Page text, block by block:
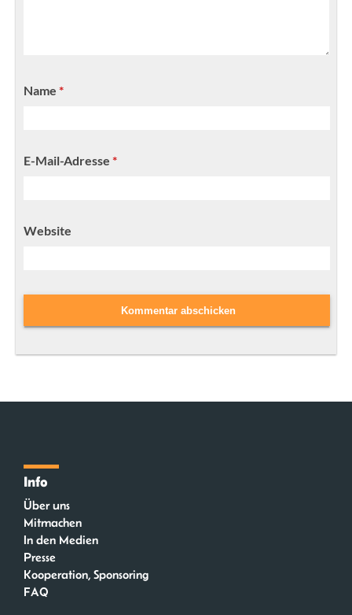
Name *
E-Mail-Adresse *
Website
Info
Über uns
Mitmachen
In den Medien
Presse
Kooperation, Sponsoring
FAQ